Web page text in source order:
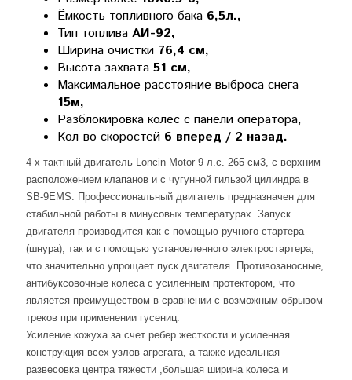
Ёмкость топливного бака 6,5л.,
Тип топлива АИ-92,
Ширина очистки 76,4 см,
Высота захвата 51 см,
Максимальное расстояние выброса снега
15м,
Разблокировка колес с панели оператора,
Кол-во скоростей 6 вперед / 2 назад.
4-х тактный двигатель Loncin Motor 9 л.с. 265 см3, с верхним
расположением клапанов и с чугунной гильзой цилиндра в
SB-9EMS. Профессиональный двигатель предназначен для
стабильной работы в минусовых температурах. Запуск
двигателя производится как с помощью ручного стартера
(шнура), так и с помощью установленного электростартера,
что значительно упрощает пуск двигателя. Противозаносные,
антибуксовочные колеса с усиленным протектором, что
является преимуществом в сравнении с возможным обрывом
треков при применении гусениц.
Усиление кожуха за счет ребер жесткости и усиленная
конструкция всех узлов агрегата, а также идеальная
развесовка центра тяжести ,большая ширина колеса и